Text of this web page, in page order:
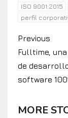
ISO 9001:2015
perfil
Previous
Fulltime,
de
software
MORE